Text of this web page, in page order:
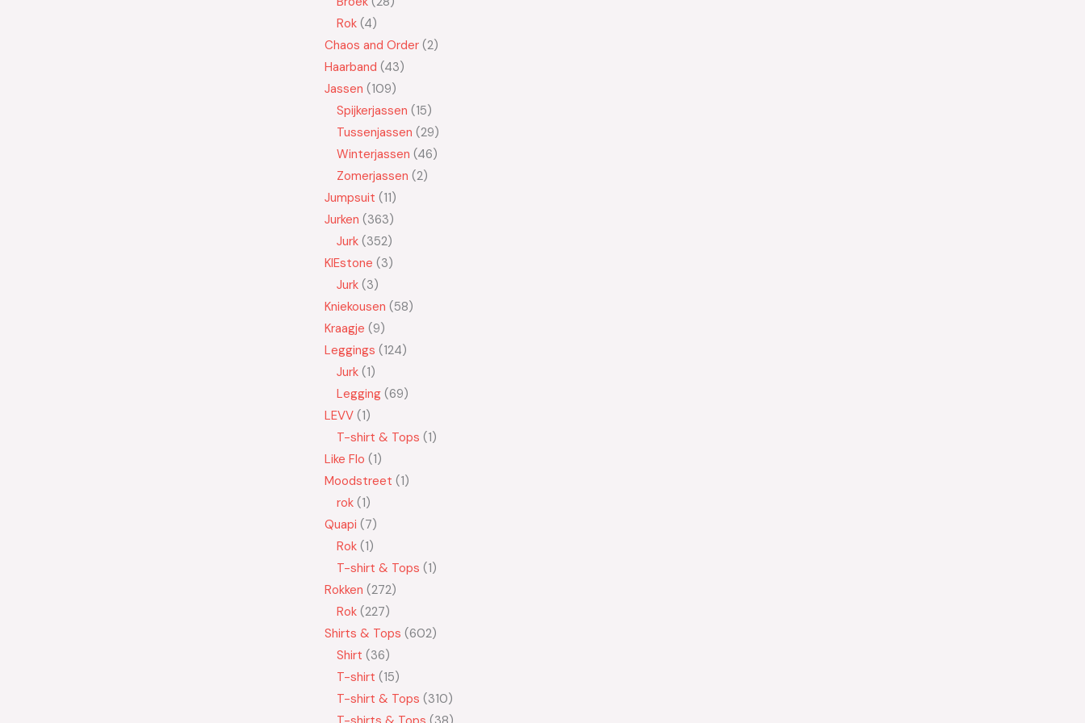
Rok 4
Chaos and Order 2
Haarband 43
Jassen 109
Spijkerjassen 15
Tussenjassen 29
Winterjassen 46
Zomerjassen 2
Jumpsuit 11
Jurken 363
Jurk 352
KIEstone 3
Jurk 3
Kniekousen 58
Kraagje 9
Leggings 124
Jurk 1
Legging 69
LEVV 1
T-shirt & Tops 1
Like Flo 1
Moodstreet 1
rok 1
Quapi 7
Rok 1
T-shirt & Tops 1
Rokken 272
Rok 227
Shirts & Tops 602
Shirt 36
T-shirt 15
T-shirt & Tops 310